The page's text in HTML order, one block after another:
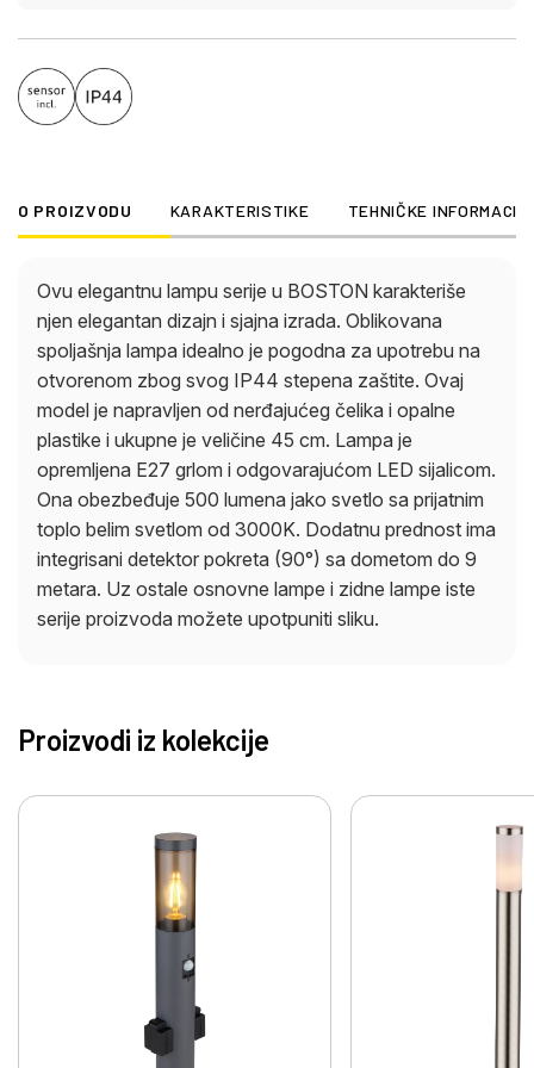
O PROIZVODU KARAKTERISTIKE TEHNIČKE
Ovu elegantnu lampu serije u BOSTON karakteriše
njen elegantan dizajn i sjajna izrada. Oblikovana
spoljašnja lampa idealno je pogodna za upotrebu na
otvorenom zbog svog IP44 stepena zaštite. Ovaj
model je napravljen od nerđajućeg čelika i opalne
plastike i ukupne je veličine 45 cm. Lampa je
opremljena E27 grlom i odgovarajućom LED sijalicom.
Ona obezbeđuje 500 lumena jako svetlo sa prijatnim
toplo belim svetlom od 3000K. Dodatnu prednost ima
integrisani detektor pokreta (90°) sa dometom do 9
metara. Uz ostale osnovne lampe i zidne lampe iste
serije proizvoda možete upotpuniti sliku.
Proizvodi iz kolekcije